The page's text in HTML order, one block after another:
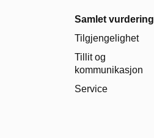
Samlet vurdering
Tilgjengelighet
Tillit og
kommunikasjon
Service